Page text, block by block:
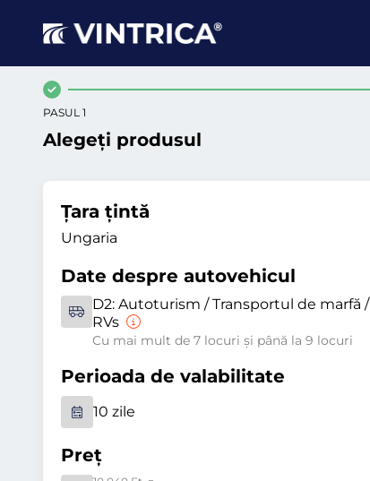
PASUL 1
Alegeți produsul
Țara țintă
Ungaria
Date despre autovehicul
D2: Autoturism / Transportul de marfă /
RVs
Cu mai mult de 7 locuri și până la 9 locuri
Perioada de valabilitate
10 zile
Preț